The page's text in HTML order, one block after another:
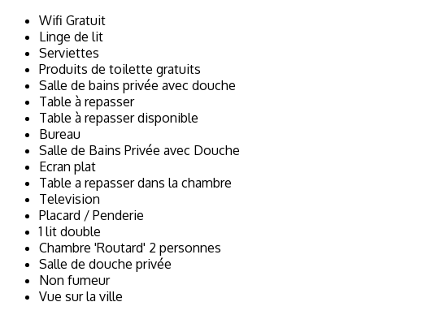
Wifi Gratuit
Linge de lit
Serviettes
Produits de toilette gratuits
Salle de bains privée avec douche
Table à repasser
Table à repasser disponible
Bureau
Salle de Bains Privée avec Douche
Ecran plat
Table a repasser dans la chambre
Television
Placard / Penderie
1 lit double
Chambre 'Routard' 2 personnes
Salle de douche privée
Non fumeur
Vue sur la ville